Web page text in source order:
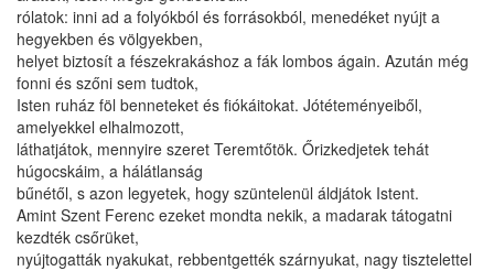
rólatok: inni ad a folyókból és forrásokból, menedéket nyújt a
hegyekben és völgyekben,
helyet biztosít a fészekrakáshoz a fák lombos ágain. Azután még
fonni és szőni sem tudtok,
Isten ruház föl benneteket és fiókáitokat. Jótéteményeiből,
amelyekkel elhalmozott,
láthatjátok, mennyire szeret Teremtőtök. Őrizkedjetek tehát
húgocskáim, a hálátlanság
bűnétől, s azon legyetek, hogy szüntelenül áldjátok Istent.
Amint Szent Ferenc ezeket mondta nekik, a madarak tátogatni
kezdték csőrüket,
nyújtogatták nyakukat, rebbentgették szárnyukat, nagy tisztelettel